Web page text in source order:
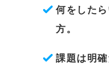
何をした
方。
課題は明